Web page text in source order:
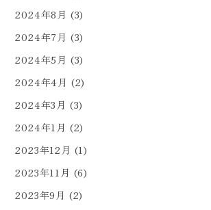
2024年8月 (3)
2024年7月 (3)
2024年5月 (3)
2024年4月 (2)
2024年3月 (3)
2024年1月 (2)
2023年12月 (1)
2023年11月 (6)
2023年9月 (2)